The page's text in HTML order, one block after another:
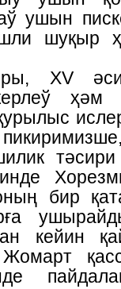
ушын
шуқыр
ҳәм
бир
кейин